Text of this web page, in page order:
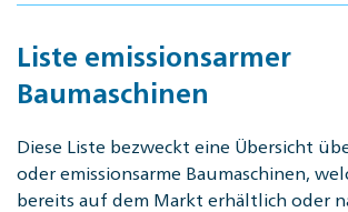
Liste emissionsarmer
Baumaschinen
Diese Liste bezweckt eine Übersicht
oder emissionsarme Baumaschinen,
bereits auf dem Markt erhältlich oder